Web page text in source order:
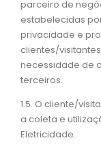
parceiro de
estabelecidas
privacidade e
clientes/
necessidade de
terceiros.
1.5. O cliente/
a coleta e
Eletricidade.